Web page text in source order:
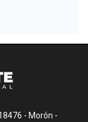
- Morón -